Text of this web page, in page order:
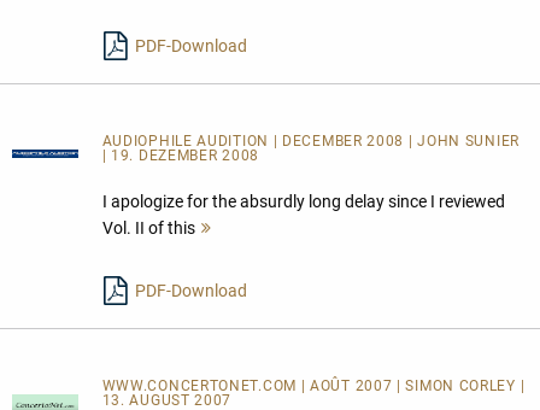
PDF-Download
AUDIOPHILE AUDITION | DECEMBER 2008 | JOHN SUNIER
| 19. DEZEMBER 2008
I apologize for the absurdly long delay since I reviewed
Vol. II of this
PDF-Download
WWW.CONCERTONET.COM | AOÛT 2007 | SIMON CORLEY |
13. AUGUST 2007